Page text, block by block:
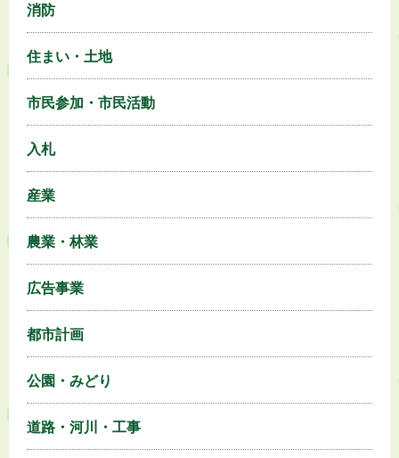
消防
住まい・土地
市民参加・市民活動
入札
産業
農業・林業
広告事業
都市計画
公園・みどり
道路・河川・工事